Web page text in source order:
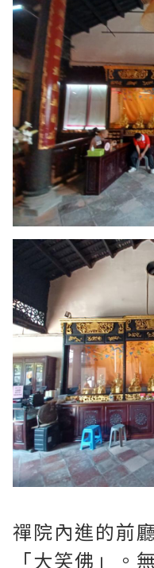
禪院內進的前
「大笑佛」。